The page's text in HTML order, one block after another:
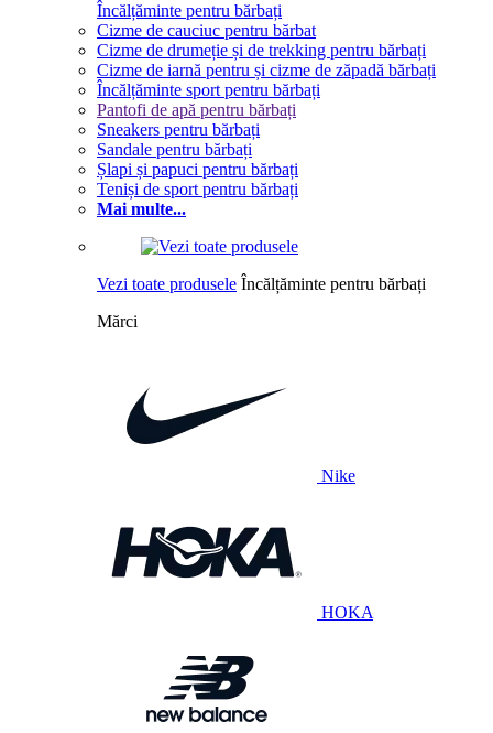
Încălțăminte pentru bărbați
Cizme de cauciuc pentru bărbat
Cizme de drumeție și de trekking pentru bărbați
Cizme de iarnă pentru și cizme de zăpadă bărbați
Încălțăminte sport pentru bărbați
Pantofi de apă pentru bărbați
Sneakers pentru bărbați
Sandale pentru bărbați
Șlapi și papuci pentru bărbați
Teniși de sport pentru bărbați
Mai multe...
Vezi toate produsele Încălțăminte pentru bărbați
Mărci
Nike
HOKA